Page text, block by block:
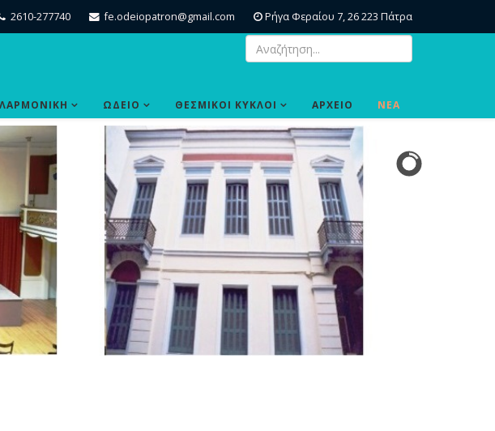
2610-277740 fe.odeiopatron@gmail.com Ρήγα Φεραίου 7, 26 223 Πάτρα
ΩΔΕΙΟ ΘΕΣΜΙΚΟΙ ΚΥΚΛΟΙ ΑΡΧΕΙΟ ΝΕΑ